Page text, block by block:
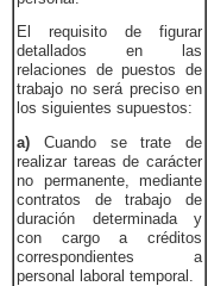
El requisito de figurar
detallados en las
relaciones de puestos de
trabajo no será preciso en
los siguientes supuestos:
a) Cuando se trate de
realizar tareas de carácter
no permanente, mediante
contratos de trabajo de
duración determinada y
con cargo a créditos
correspondientes a
personal laboral temporal.